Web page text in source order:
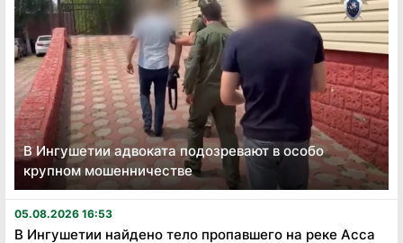
В Ингушетии адвоката подозревают в особо
крупном мошенничестве
05.08.2026 16:53
В Ингушетии найдено тело пропавшего на реке Асса